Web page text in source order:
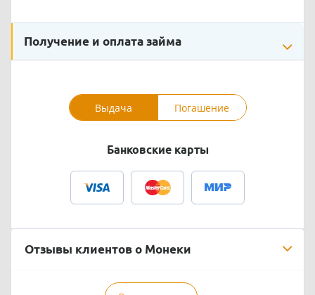
Получение и оплата займа
Выдача Погашение
Банковские карты
Отзывы клиентов о Монеки